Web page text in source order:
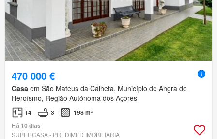
470 000 €
Casa em São Mateus da Calheta, Município de Angra do
Heroísmo, Região Autónoma dos Açores
T4 3
198 m²
Há 10 dias
SUPERCASA - PREDIMED IMOBILÍARIA